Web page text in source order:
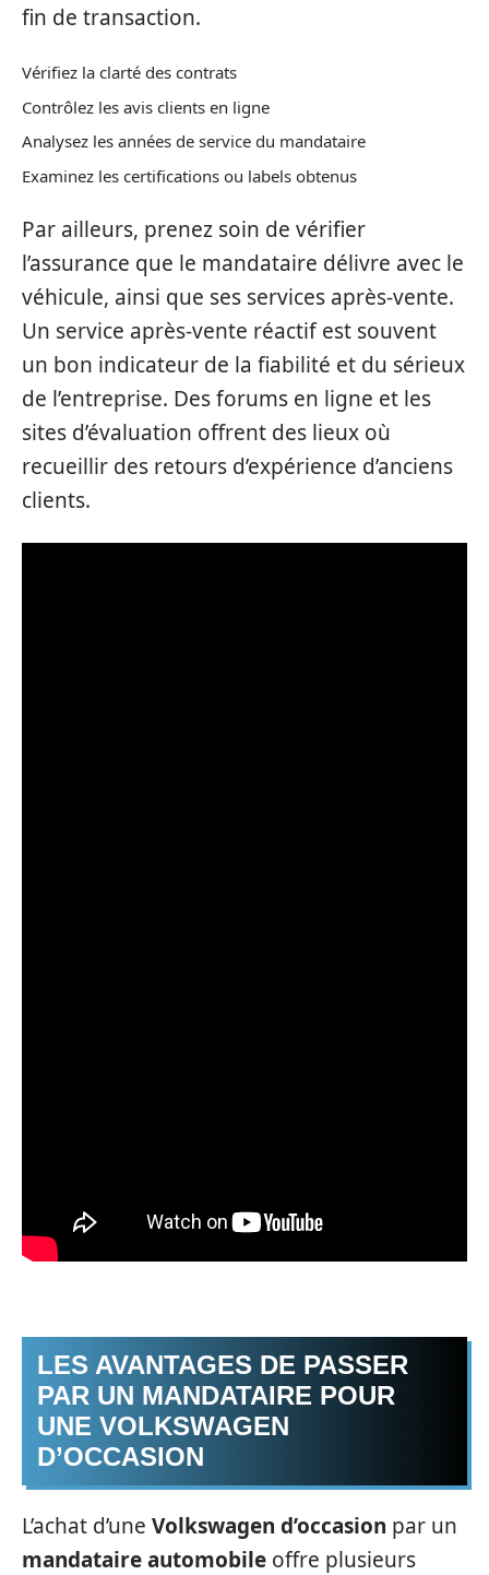
fin de transaction.
Vérifiez la clarté des contrats
Contrôlez les avis clients en ligne
Analysez les années de service du mandataire
Examinez les certifications ou labels obtenus
Par ailleurs, prenez soin de vérifier
l’assurance que le mandataire délivre avec le
véhicule, ainsi que ses services après-vente.
Un service après-vente réactif est souvent
un bon indicateur de la fiabilité et du sérieux
de l’entreprise. Des forums en ligne et les
sites d’évaluation offrent des lieux où
recueillir des retours d’expérience d’anciens
clients.
LES AVANTAGES DE PASSER
PAR UN MANDATAIRE POUR
UNE VOLKSWAGEN
D’OCCASION
L’achat d’une Volkswagen d’occasion par un
mandataire automobile offre plusieurs